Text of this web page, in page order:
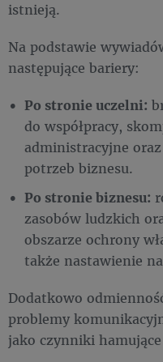
istnieją.
Na podstawie
następujące bariery:
Po stronie uczelni:
do współpracy,
administracyjne
potrzeb biznesu.
Po stronie biznesu:
zasobów ludzkich
obszarze ochrony
także nastawienie
Dodatkowo
problemy
jako czynniki